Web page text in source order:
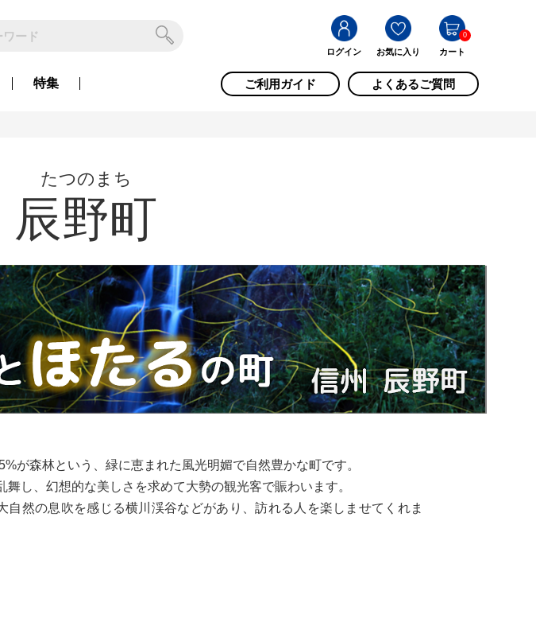
ログイン お気に入り カート
0
特集 ご利用ガイド よくあるご質問
辰野町
たつのまち
が森林という、緑に恵まれた風光明媚で自然豊かな町です。
し、幻想的な美しさを求めて大勢の観光客で賑わいます。
然の息吹を感じる横川渓谷などがあり、訪れる人を楽しませてくれま